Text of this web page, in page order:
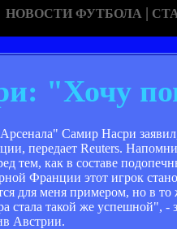
НОВОСТИ ФУТБОЛА |
"Хочу
Самир Насри
передает Reuters.
тем, как в составе
Франции этот игрок
для меня примером, но в
стала такой же
Австрии.